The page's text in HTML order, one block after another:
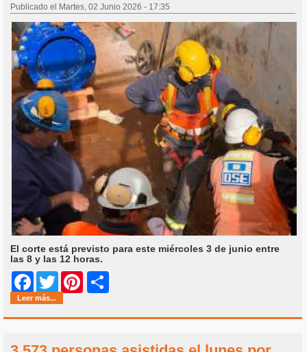
Publicado el Martes, 02 Junio 2026 - 17:35
El corte está previsto para este miércoles 3 de junio entre
las 8 y las 12 horas.
Facebook
Twitter Pinterest
Leer más...